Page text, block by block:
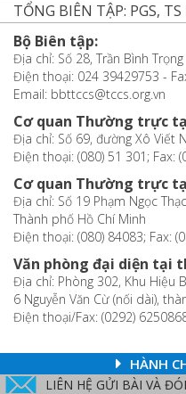
TỔNG BIÊN TẬP: PGS, TS
Bộ Biên tập:
Địa chỉ: Số 28, Trần Bình
Điện thoại: 024 39429753 -
Email: bbttccs@tccs.org.vn
Cơ quan Thường trực
Địa chỉ: Số 69, đường Xô Viết
Điện thoại: (080) 51 301; Fax:
Cơ quan Thường trực
Địa chỉ: Số 19 Phạm Ngọc
Thành phố Hồ Chí Minh
Điện thoại: (080) 84083; Fax:
Văn phòng đại diện tại
Địa chỉ: Phòng 302, Khu Hiệu
6 Nguyễn Văn Cừ (nối dài),
Điện thoại/Fax: (0292)
HÀNH
LIÊN HỆ GỬI BÀI VÀ